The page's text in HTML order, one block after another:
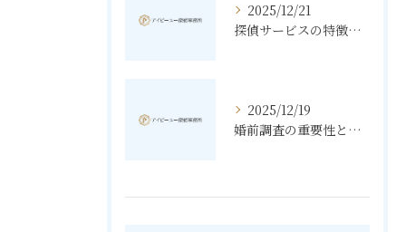
2025/12/21
探偵サービスの特徴と無料相談の利点
2025/12/19
婚前調査の重要性と進め方